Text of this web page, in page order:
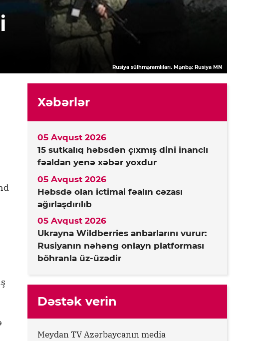
Rusiya sülhməramlıları. Mənbə: Rusiya MN
Xəbərlər
15 sutkalıq həbsdən çıxmış dini inanclı
fəaldan yenə xəbər yoxdur
05 Avqust 2026
Həbsdə olan ictimai fəalın cəzası
ağırlaşdırılıb
05 Avqust 2026
Ukrayna Wildberries anbarlarını vurur:
Rusiyanın nəhəng onlayn platforması
böhranla üz-üzədir
05 Avqust 2026
Dəstək verin
Meydan TV Azərbaycanın media